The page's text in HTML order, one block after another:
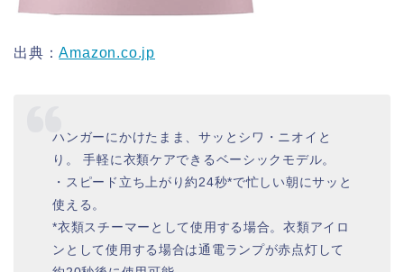
出典：Amazon.co.jp
ハンガーにかけたまま、サッとシワ・ニオイと
り。 手軽に衣類ケアできるベーシックモデル。
・スピード立ち上がり約24秒*で忙しい朝にサッと
使える。
*衣類スチーマーとして使用する場合。衣類アイロ
ンとして使用する場合は通電ランプが赤点灯して